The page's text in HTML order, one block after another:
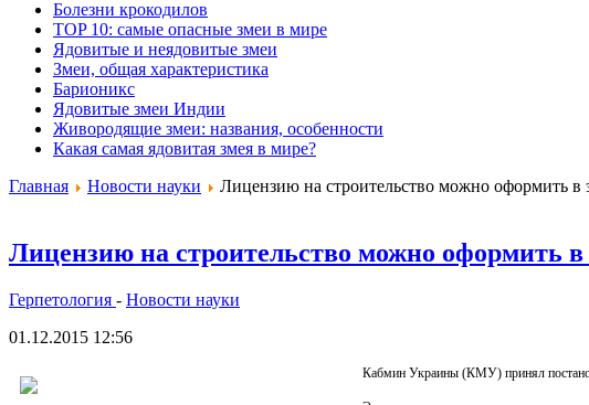
Болезни крокодилов
TOP 10: самые опасные змеи в мире
Ядовитые и неядовитые змеи
Змеи, общая характеристика
Барионикс
Ядовитые змеи Индии
Живородящие змеи: названия, особенности
Какая самая ядовитая змея в мире?
Главная
Новости науки Лицензию на строительство можно оформить в
Лицензию на строительство можно оформить в
Герпетология - Новости науки
01.12.2015 12:56
Кабмин Украины (КМУ) принял